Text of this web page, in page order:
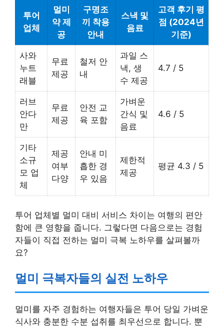
투어
업체
멀미
약 제
공
구명조
끼 착용
안내
스낵 및
음료
고객 후기 평
점 (2024년
기준)
사와
누트
래블
무료
제공
철저 안
내
과일 스
낵, 생
수 제공
4.7 / 5
러브
안다
만
무료
제공
안전 교
육 포함
가벼운
간식 및
음료
4.6 / 5
기타
소규
모 업
체
제공
여부
다양
안내 미
흡한 경
우 있음
제한적
제공
평균 4.3 / 5
투어 업체별 멀미 대비 서비스 차이는 여행의 편안
함에 큰 영향을 줍니다. 그렇다면 다음으로는 경험
자들이 직접 전하는 멀미 극복 노하우를 살펴볼까
요?
멀미 극복자들의 실전 노하우
멀미를 자주 경험하는 여행자들은 투어 당일 가벼운
식사와 충분한 수분 섭취를 최우선으로 합니다. 뿐